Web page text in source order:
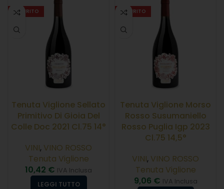
ESAURITO
Tenuta Viglione Sellato
Primitivo Di Gioia Del
Colle Doc 2021 Cl.75 14°
VINI, VINO ROSSO
Tenuta Viglione
10,42 € IVA Inclusa
LEGGI TUTTO
ESAURITO
Tenuta Viglione Morso
Rosso Susumaniello
Rosso Puglia Igp 2023
Cl.75 14,5°
VINI, VINO ROSSO
Tenuta Viglione
9,06 € IVA Inclusa